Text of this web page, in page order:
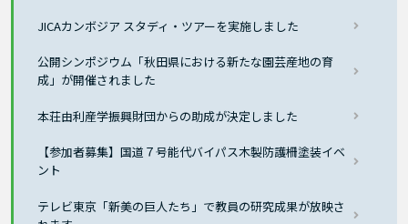
JICAカンボジア スタディ・ツアーを実施しました
公開シンポジウム「秋田県における新たな園芸産地の育
成」が開催されました
本荘由利産学振興財団からの助成が決定しました
【参加者募集】国道７号能代バイパス木製防護柵塗装イベ
ント
テレビ東京「新美の巨人たち」で教員の研究成果が放映さ